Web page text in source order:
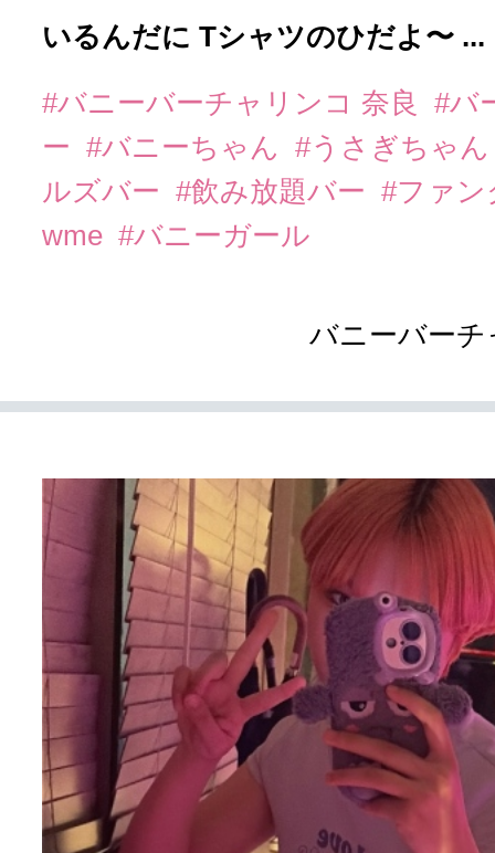
いるんだに Tシャツのひだよ〜 ...
#バニーバーチャリンコ 奈良
#バ
ー #バニーちゃん
#うさぎちゃ
ルズバー #飲み放題バー #ファ
wme #バニーガール
バニーバー